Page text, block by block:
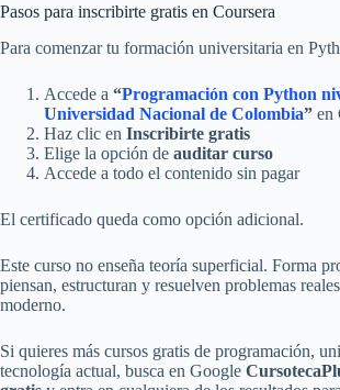
Pasos para inscribirte gratis en Coursera
Para comenzar tu formación universitaria en
Accede a “Programación con Python
Universidad Nacional de Colombia” en
Haz clic en Inscribirte gratis
Elige la opción de auditar curso
Accede a todo el contenido sin pagar
El certificado queda como opción adicional.
Este curso no enseña teoría superficial. Forma
piensan, estructuran y resuelven problemas
moderno.
Si quieres más cursos gratis de programación,
tecnología actual, busca en Google